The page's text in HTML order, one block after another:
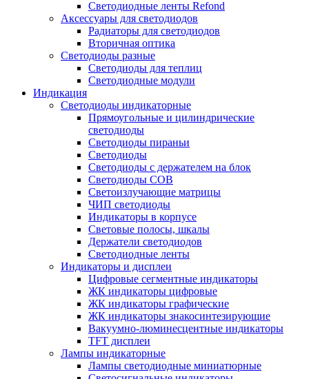
Светодиодные ленты Refond
Аксессуары для светодиодов
Радиаторы для светодиодов
Вторичная оптика
Светодиоды разные
Светодиоды для теплиц
Светодиодные модули
Индикация
Светодиоды индикаторные
Прямоугольные и цилиндрические
светодиоды
Светодиоды пираньи
Светодиоды
Светодиоды с держателем на блок
Светодиоды COB
Светоизлучающие матрицы
ЧИП светодиоды
Индикаторы в корпусе
Световые полосы, шкалы
Держатели светодиодов
Светодиодные ленты
Индикаторы и дисплеи
Цифровые сегментные индикаторы
ЖК индикаторы цифровые
ЖК индикаторы графические
ЖК индикаторы знакосинтезирующие
Вакуумно-люминесцентные индикаторы
TFT дисплеи
Лампы индикаторные
Лампы светодиодные миниатюрные